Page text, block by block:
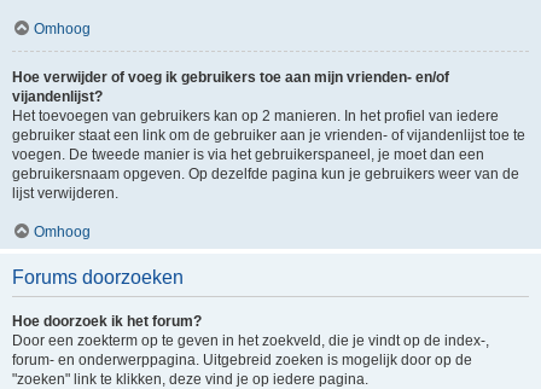
Omhoog
Hoe verwijder of voeg ik gebruikers toe aan mijn vrienden- en/of
vijandenlijst?
Het toevoegen van gebruikers kan op 2 manieren. In het profiel van iedere
gebruiker staat een link om de gebruiker aan je vrienden- of vijandenlijst toe te
voegen. De tweede manier is via het gebruikerspaneel, je moet dan een
gebruikersnaam opgeven. Op dezelfde pagina kun je gebruikers weer van de
lijst verwijderen.
Omhoog
Forums doorzoeken
Hoe doorzoek ik het forum?
Door een zoekterm op te geven in het zoekveld, die je vindt op de index-,
forum- en onderwerppagina. Uitgebreid zoeken is mogelijk door op de
"zoeken" link te klikken, deze vind je op iedere pagina.